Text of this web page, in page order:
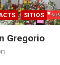
SITIOS
Gregorio